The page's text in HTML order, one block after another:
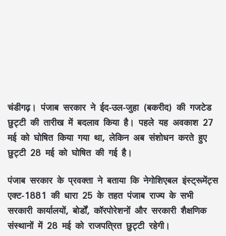
चंडीगढ़। पंजाब सरकार ने ईद-उल-जुहा (बकरीद) की गजटेड
छुट्टी की तारीख में बदलाव किया है। पहले यह अवकाश 27
मई को घोषित किया गया था, लेकिन अब संशोधन करते हुए
छुट्टी 28 मई को घोषित की गई है।
पंजाब सरकार के प्रवक्ता ने बताया कि नेगोशिएबल इंस्ट्रूमेंट्स
एक्ट-1881 की धारा 25 के तहत पंजाब राज्य के सभी
सरकारी कार्यालयों, बोर्डों, कॉरपोरेशनों और सरकारी शैक्षणिक
संस्थानों में 28 मई को राजपत्रित छुट्टी रहेगी।